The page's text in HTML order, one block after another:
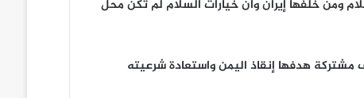
ومن خلفها إيران وأن خيارات السلام لم تكن محل
مشتركة هدفها إنقاذ اليمن واستعادة شرعيته